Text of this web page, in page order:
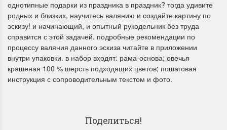
однотипные подарки из праздника в праздник? тогда удивите
родных и близких, научитесь валянию и создайте картину по
эскизу! и начинающий, и опытный рукодельник без труда
справится с этой задачей. подробные рекомендации по
процессу валяния данного эскиза читайте в приложении
внутри упаковки. в набор входят: рама-основа; овечья
крашеная 100 % шерсть подходящих цветов; пошаговая
инструкция с сопроводительным текстом и фото.
Поделиться!